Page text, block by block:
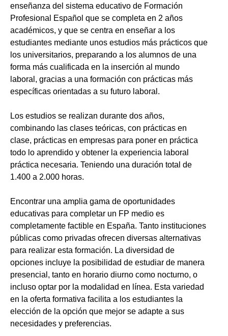
enseñanza del sistema educativo de Formación
Profesional Español que se completa en 2 años
académicos, y que se centra en enseñar a los
estudiantes mediante unos estudios más prácticos que
los universitarios, preparando a los alumnos de una
forma más cualificada en la inserción al mundo
laboral, gracias a una formación con prácticas más
específicas orientadas a su futuro laboral.
Los estudios se realizan durante dos años,
combinando las clases teóricas, con prácticas en
clase, prácticas en empresas para poner en práctica
todo lo aprendido y obtener la experiencia laboral
práctica necesaria. Teniendo una duración total de
1.400 a 2.000 horas.
Encontrar una amplia gama de oportunidades
educativas para completar un FP medio es
completamente factible en España. Tanto instituciones
públicas como privadas ofrecen diversas alternativas
para realizar esta formación. La diversidad de
opciones incluye la posibilidad de estudiar de manera
presencial, tanto en horario diurno como nocturno, o
incluso optar por la modalidad en línea. Esta variedad
en la oferta formativa facilita a los estudiantes la
elección de la opción que mejor se adapte a sus
necesidades y preferencias.